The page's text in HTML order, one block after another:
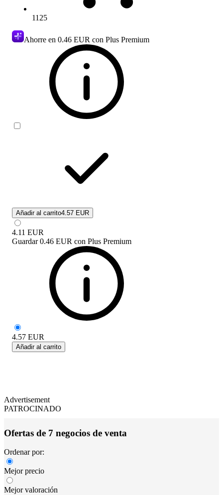
1125
Ahorre en 0.46 EUR con Plus Premium
Añadir al carrito4.57 EUR
4.11 EUR
Guardar 0.46 EUR con Plus Premium
4.57 EUR
Añadir al carrito
Advertisement
PATROCINADO
Ofertas de 7 negocios de venta
Ordenar por:
Mejor precio
Mejor valoración